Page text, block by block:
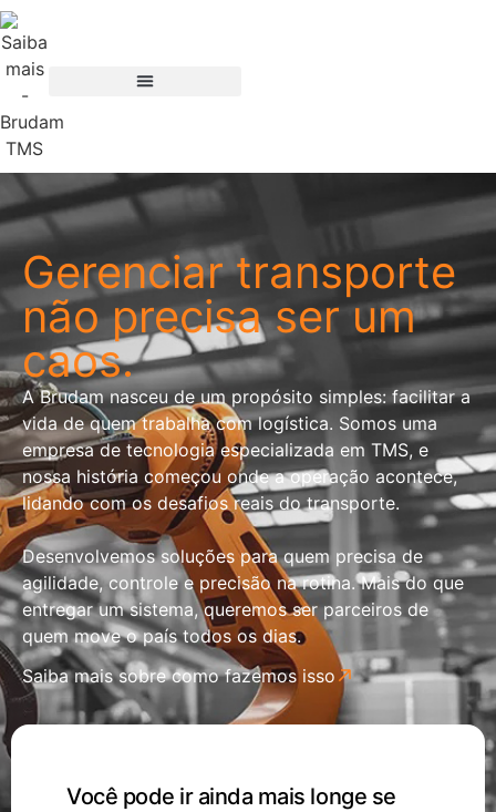
Gerenciar transporte
não precisa ser um
caos.
A Brudam nasceu de um propósito simples: facilitar a
vida de quem trabalha com logística. Somos uma
empresa de tecnologia especializada em TMS, e
nossa história começou onde a operação acontece,
lidando com os desafios reais do transporte.
Desenvolvemos soluções para quem precisa de
agilidade, controle e precisão na rotina. Mais do que
entregar um sistema, queremos ser parceiros de
quem move o país todos os dias.
Saiba mais sobre como fazemos isso
Você pode ir ainda mais longe se